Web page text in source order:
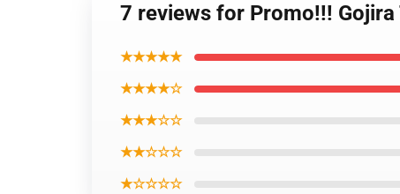
7 reviews for Promo!!!
★★★★★
★★★★☆
★★★☆☆
★★☆☆☆
★☆☆☆☆